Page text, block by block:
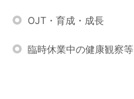
OJT・育成・成長
臨時休業中の健康観察等